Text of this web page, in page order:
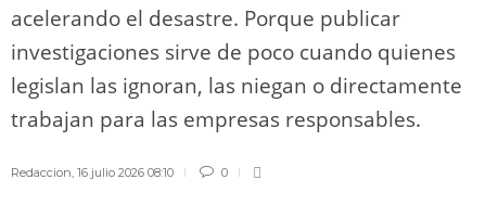
acelerando el desastre. Porque publicar
investigaciones sirve de poco cuando quienes
legislan las ignoran, las niegan o directamente
trabajan para las empresas responsables.
Redaccion 16 julio 2026 08:10 0